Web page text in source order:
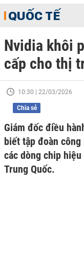
QUỐC TẾ
Nvidia khôi
cấp cho thị
10:30 | 22/03/2026
Chia sẻ
Giám đốc điều
biết tập đoàn
các dòng chip
Trung Quốc.